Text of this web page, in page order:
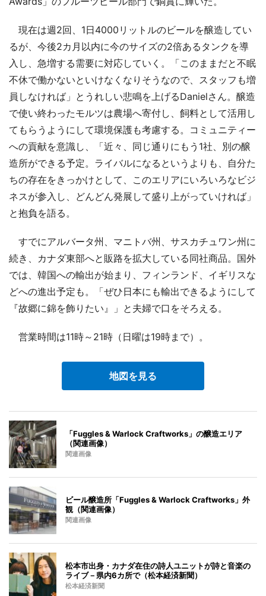
現在は週2回、1日4000リットルのビールを醸造してい
るが、今後2カ月以内に今のサイズの2倍あるタンクを導
入し、急増する需要に対応していく。「このままだと不眠
不休で働かないといけなくなりそうなので、スタッフも増
員しなければ」とうれしい悲鳴を上げるDanielさん。醸造
で使い終わったモルツは農場へ寄付し、飼料として活用し
てもらうようにして環境保護も考慮する。コミュニティー
への貢献を意識し、「近々、同じ通りにもう1社、別の醸
造所ができる予定。ライバルになるというよりも、自分た
ちの存在をきっかけとして、このエリアにいろいろなビジ
ネスが参入し、どんどん発展して盛り上がっていければ」
と抱負を語る。
すでにアルバータ州、マニトバ州、サスカチュワン州に
続き、カナダ東部へと販路を拡大している同社商品。国外
では、韓国への輸出が始まり、フィンランド、イギリスな
どへの進出予定も。「ぜひ日本にも輸出できるようにして
『故郷に錦を飾りたい』」と夫婦で口をそろえる。
営業時間は11時～21時（日曜は19時まで）。
地図を見る
「Fuggles & Warlock Craftworks」の醸造エリア
（関連画像）
関連画像
ビール醸造所「Fuggles & Warlock Craftworks」外
観（関連画像）
関連画像
松本市出身・カナダ在住の詩人ユニットが詩と音楽の
ライブ－県内6カ所で（松本経済新聞）
松本経済新聞